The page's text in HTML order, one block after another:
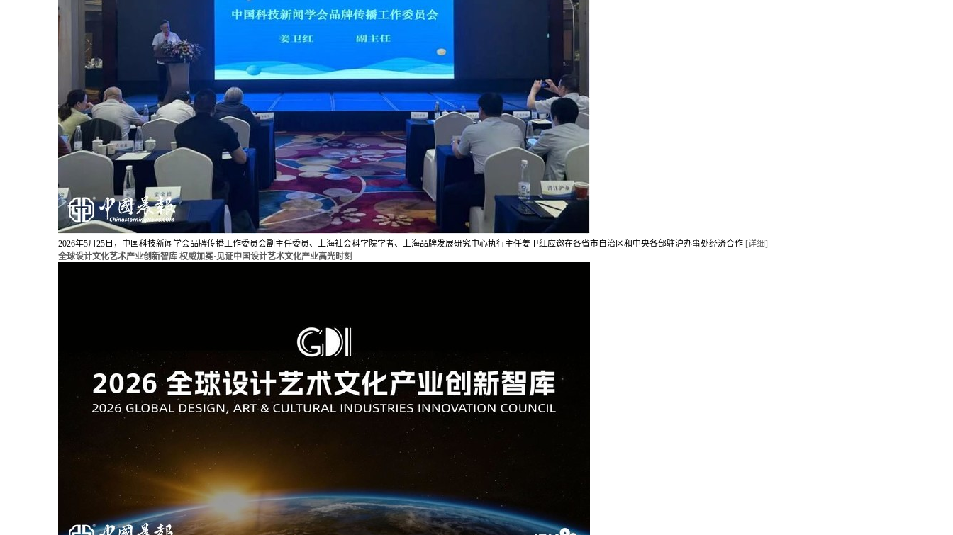
2026年5月25日，中国科技新闻学会品牌传播工作委员会副主任委员、上海社会科学院学者、上海品牌发展研究中心执行主任姜卫红应邀在各省市自治区和中央各部驻沪办事处经济合作 [详细]
全球设计文化艺术产业创新智库 权威加冕·见证中国设计艺术文化产业高光时刻